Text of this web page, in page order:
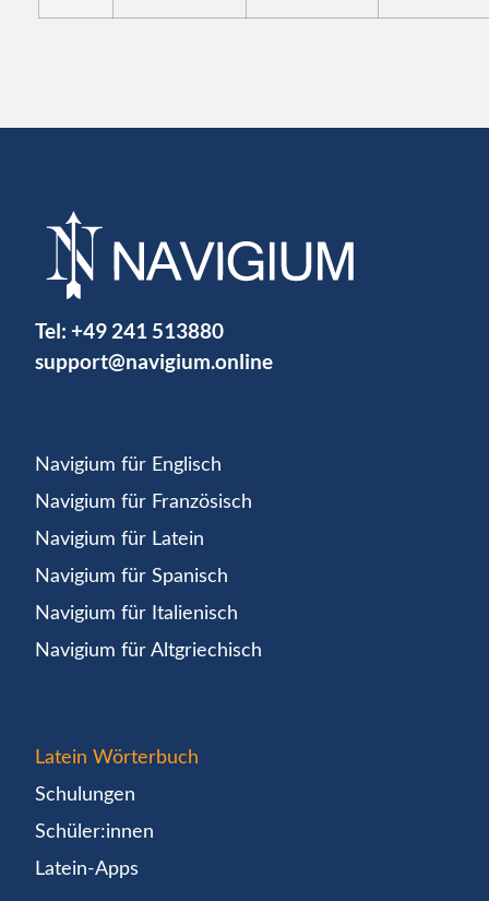
Tel: +49 241 513880
support@navigium.online
Navigium für Englisch
Navigium für Französisch
Navigium für Latein
Navigium für Spanisch
Navigium für Italienisch
Navigium für Altgriechisch
Latein Wörterbuch
Schulungen
Schüler:innen
Latein-Apps